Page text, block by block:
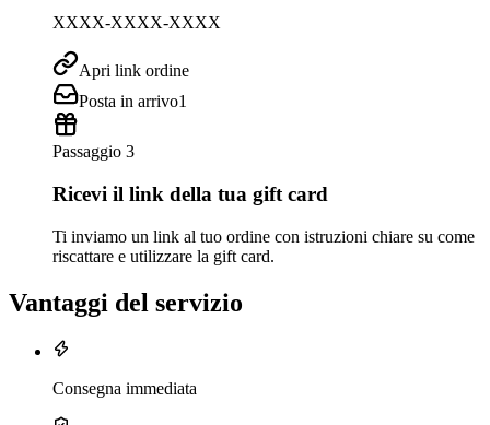
XXXX-XXXX-XXXX
Apri link ordine
Posta in arrivo1
Passaggio 3
Ricevi il link della tua gift card
Ti inviamo un link al tuo ordine con istruzioni chiare su come
riscattare e utilizzare la gift card.
Vantaggi del servizio
Consegna immediata